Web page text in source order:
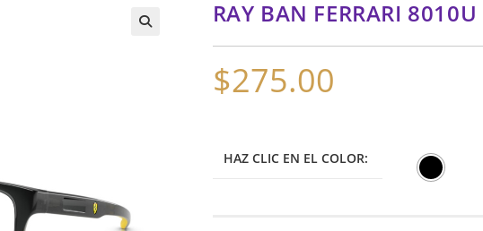
RAY BAN FERRARI 8010U
$275.00
HAZ CLIC EN EL COLOR: